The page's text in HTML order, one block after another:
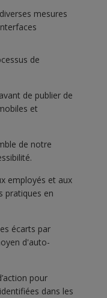
mesures
de
de publier de
et
de notre
employés et aux
pratiques en
écarts par
d'auto-
pour
dans les